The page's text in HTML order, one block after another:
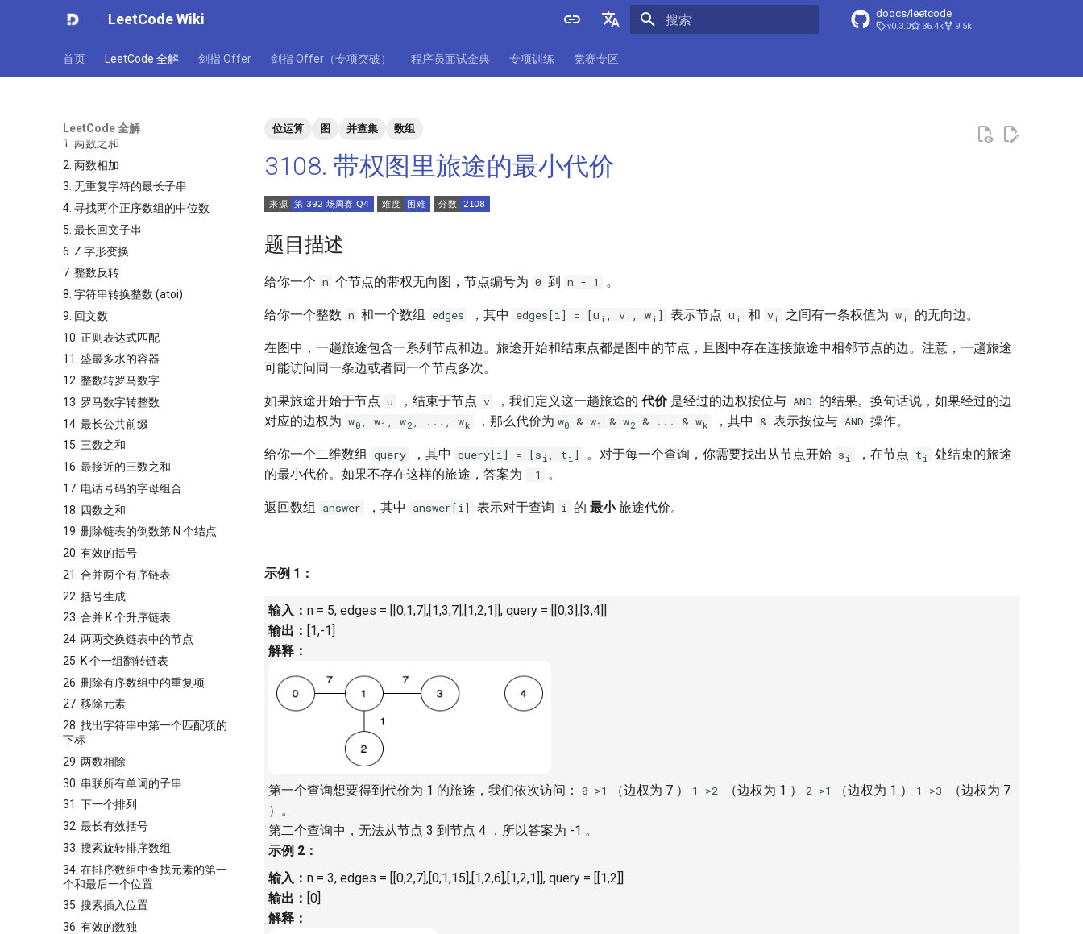
LeetCode Wiki
English
doocs/leetcode
v0.3.0 36.4k 9.5k
首页 LeetCode 全解 剑指 Offer 剑指 Offer（专项突破） 程序员面试金典 专项训练 竞赛专区
LeetCode 全解
1. 两数之和
2. 两数相加
3. 无重复字符的最长子串
4. 寻找两个正序数组的中位数
5. 最长回文子串
6. Z 字形变换
7. 整数反转
8. 字符串转换整数 (atoi)
9. 回文数
10. 正则表达式匹配
11. 盛最多水的容器
12. 整数转罗马数字
13. 罗马数字转整数
14. 最长公共前缀
15. 三数之和
16. 最接近的三数之和
17. 电话号码的字母组合
18. 四数之和
19. 删除链表的倒数第 N 个结点
20. 有效的括号
21. 合并两个有序链表
22. 括号生成
23. 合并 K 个升序链表
24. 两两交换链表中的节点
25. K 个一组翻转链表
26. 删除有序数组中的重复项
27. 移除元素
28. 找出字符串中第一个匹配项的
下标
29. 两数相除
30. 串联所有单词的子串
31. 下一个排列
32. 最长有效括号
33. 搜索旋转排序数组
34. 在排序数组中查找元素的第一
个和最后一个位置
35. 搜索插入位置
36. 有效的数独
位运算 图 并查集 数组
3108. 带权图里旅途的最小代价
题目描述
给你一个 n 个节点的带权无向图，节点编号为 0 到 n - 1 。
给你一个整数 n 和一个数组 edges ，其中 edges[i] = [u i , vi , wi ] 表示节点 u i 和 vi 之间有一条权值为 wi 的无向边。
在图中，一趟旅途包含一系列节点和边。旅途开始和结束点都是图中的节点，且图中存在连接旅途中相邻节点的边。注意，一趟旅途
可能访问同一条边或者同一个节点多次。
如果旅途开始于节点 u ，结束于节点 v ，我们定义这一趟旅途的 代价是经过的边权按位与 AND 的结果。换句话说，如果经过的边
对应的边权为 w0 , w1 , w2 , ..., wk ，那么代价为 w0 & w1 & w2 & ... & wk ，其中 & 表示按位与 AND 操作。
给你一个二维数组 query ，其中 query[i] = [s i , t i ] 。对于每一个查询，你需要找出从节点开始 s i ，在节点 t i
处结束的旅途
的最小代价。如果不存在这样的旅途，答案为 -1 。
返回数组 answer ，其中 answer[i] 表示对于查询 i 的 最小旅途代价。
示例 1：
输入： n = 5, edges = [[0,1,7],[1,3,7],[1,2,1]], query = [[0,3],[3,4]]
输出： [1,-1]
解释：
第一个查询想要得到代价为 1 的旅途，我们依次访问： 0->1 （边权为 7 ） 1->2 （边权为 1 ） 2->1 （边权为 1 ） 1->3
（边权为 7
）。
第二个查询中，无法从节点 3 到节点 4 ，所以答案为 -1 。
示例 2：
输入： n = 3, edges = [[0,2,7],[0,1,15],[1,2,6],[1,2,1]], query = [[1,2]]
输出： [0]
解释：